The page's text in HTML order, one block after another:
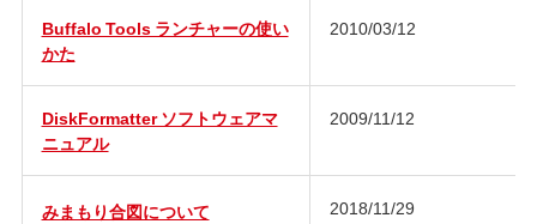
Buffalo Tools ランチャーの使い
かた
2010/03/12
DiskFormatter ソフトウェアマ
ニュアル
2009/11/12
みまもり合図について 2018/11/29